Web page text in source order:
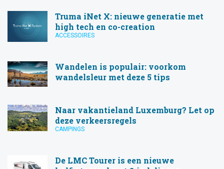
Truma iNet X: nieuwe generatie met
high tech en co-creation
ACCESSOIRES
Wandelen is populair: voorkom
wandelsleur met deze 5 tips
Naar vakantieland Luxemburg? Let op
deze verkeersregels
CAMPINGS
De LMC Tourer is een nieuwe